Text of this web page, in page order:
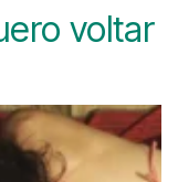
voltar